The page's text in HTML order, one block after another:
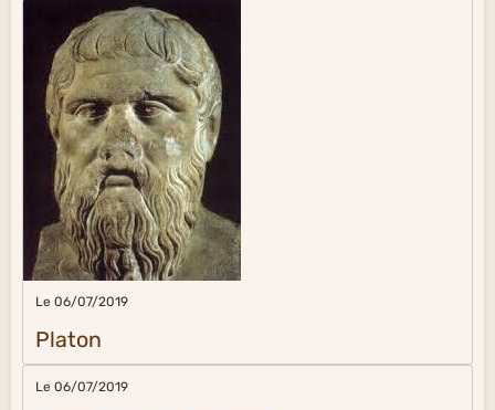
Le 06/07/2019
Platon
Le 06/07/2019